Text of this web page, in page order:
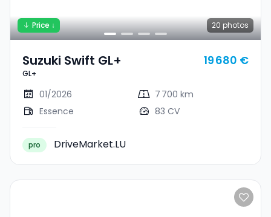
20 photos
Price ↓
Suzuki Swift GL+
GL+
19 680 €
01/2026
7 700 km
Essence
83 CV
pro DriveMarket.LU